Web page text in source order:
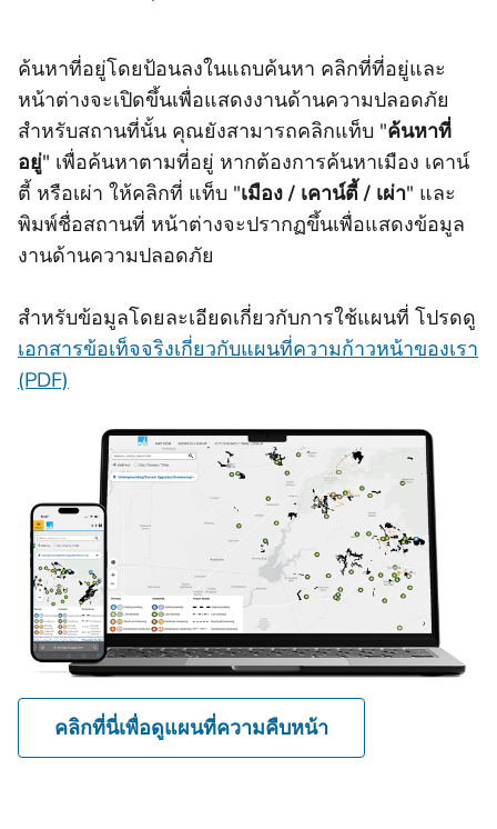
ค้นหาที่อยู่โดยป้อนลงในแถบค้นหา คลิกที่ที่อยู่และ
หน้าต่างจะเปิดขึ้นเพื่อแสดงงานด้านความปลอดภัย
สําหรับสถานที่นั้น คุณยังสามารถคลิกแท็บ "ค้นหาที่
อยู่" เพื่อค้นหาตามที่อยู่ หากต้องการค้นหาเมือง เคาน์
ตี้ หรือเผ่า ให้คลิกที่ แท็บ "เมือง / เคาน์ตี้ / เผ่า" และ
พิมพ์ชื่อสถานที่ หน้าต่างจะปรากฏขึ้นเพื่อแสดงข้อมูล
งานด้านความปลอดภัย
สําหรับข้อมูลโดยละเอียดเกี่ยวกับการใช้แผนที่ โปรดดู
เอกสารข้อเท็จจริงเกี่ยวกับแผนที่ความก้าวหน้าของเรา
(PDF)
คลิกที่นี่เพื่อดูแผนที่ความคืบหน้า